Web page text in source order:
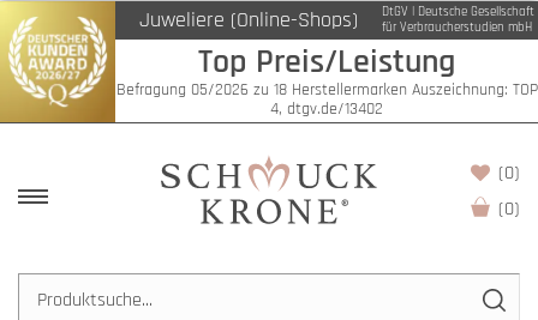
Juweliere (Online-Shops)
DtGV | Deutsche Gesellschaft
für Verbraucherstudien mbH
Top Preis/Leistung
Befragung 05/2026 zu 18 Herstellermarken Auszeichnung: TOP
4, dtgv.de/13402
(0)
(0)